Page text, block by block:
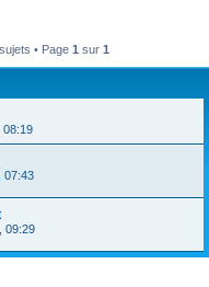
• Page 1 sur 1
08:19
07:43
09:29